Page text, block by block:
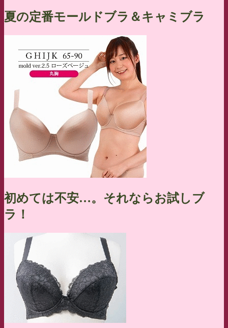
夏の定番モールドブラ＆キャミブラ
初めては不安…。それならお試しブ
ラ！